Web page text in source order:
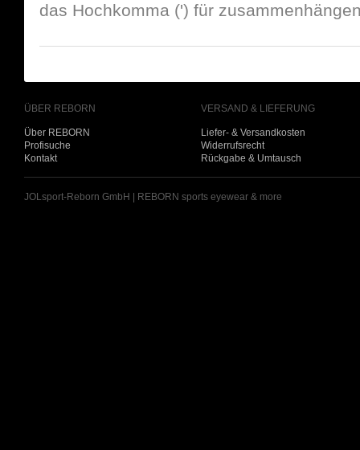
das Hochkomma (') für
ÜBER REBORN VERSAND & LIEFERUNG
Über REBORN
Profisuche
Kontakt
Liefer- & Versandkosten
Widerrufsrecht
Rückgabe & Umtausch
JOLsport-Reborn GmbH | REBORN sports eyewear & more